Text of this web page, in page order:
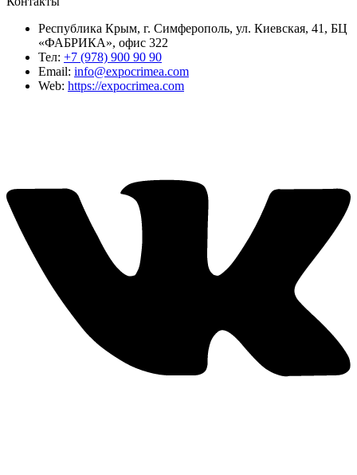
Республика Крым, г. Симферополь, ул. Киевская, 41, БЦ
«ФАБРИКА», офис 322
Тел: +7 (978) 900 90 90
Email: info@expocrimea.com
Web: https://expocrimea.com